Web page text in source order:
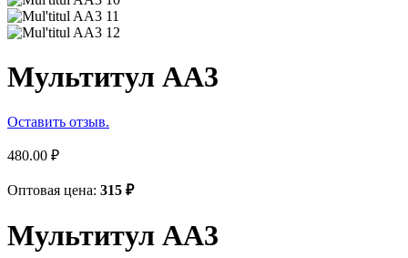
Мультитул АА3
Оставить отзыв.
480.00 ₽
Оптовая цена: 315 ₽
Мультитул АА3